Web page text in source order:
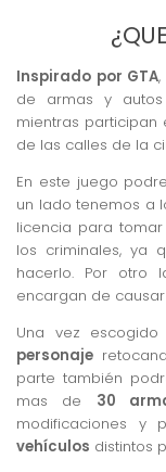
Inspirado por GTA
de armas y
mientras
de las calles de la
En este juego
un lado tenemos a
licencia para
los criminales, ya
hacerlo. Por otro
encargan de
Una vez
personaje
parte también
mas de 30
modificaciones y
vehículos distintos